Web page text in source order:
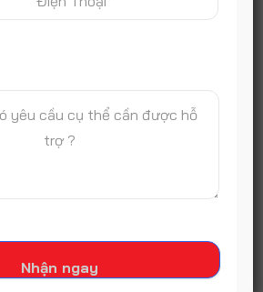
toàn với các tuyến đường nội bộ
quy hoạch 1/500 đã phê duyệt và
đầy đủ.
với các đối tác hạng A như
thành bến đỗ an cư và đầu tư lý
đi chiến lược nâng tầm vị thế của
Nhận ngay